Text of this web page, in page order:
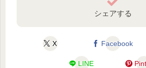
シェアする
X Facebook
LINE